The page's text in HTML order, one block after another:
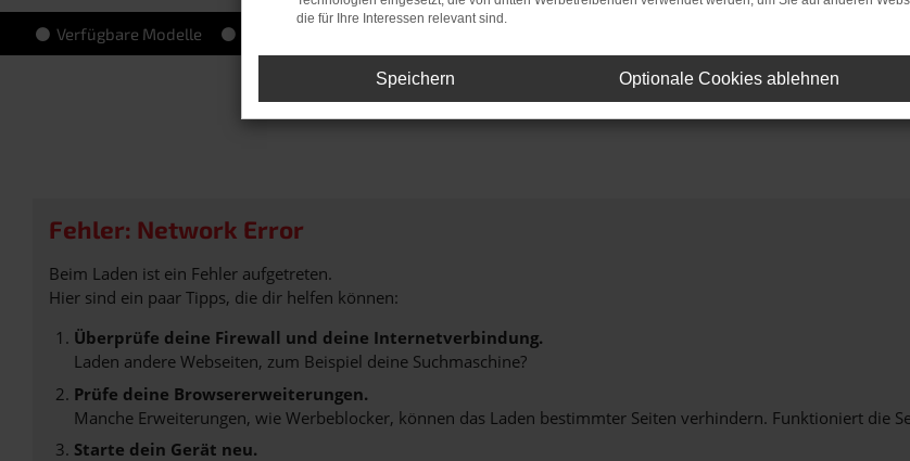
Verfügbare Modelle
Sofort verfügbare Modelle
Fehler: Network Error
Beim Laden ist ein Fehler aufgetreten.
Hier sind ein paar Tipps, die dir helfen können:
Überprüfe deine Firewall und deine Internetverbindung.
Laden andere Webseiten, zum Beispiel deine Suchmaschine?
Prüfe deine Browsererweiterungen.
Manche Erweiterungen, wie Werbeblocker, können das Laden bestimmter Seiten verhindern. Funktioniert die
Starte dein Gerät neu.
die für Ihre Interessen relevant sind.
Speichern Optionale Cookies ablehnen